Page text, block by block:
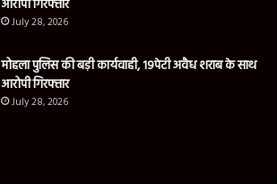
आरोपी गिरफ्तार
July 28, 2026
मोहला पुलिस की बड़ी कार्यवाही, 19पेटी अवैध शराब के साथ
आरोपी गिरफ्तार
July 28, 2026